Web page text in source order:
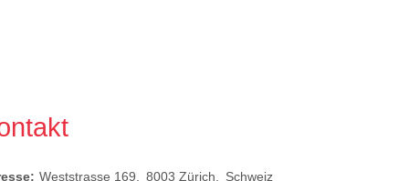
Weststrasse 169 8003 Zürich Schweiz